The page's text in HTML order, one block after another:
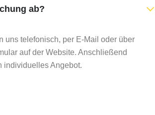
ab?
uns telefonisch, per E-Mail oder über
auf der Website. Anschließend
individuelles Angebot.